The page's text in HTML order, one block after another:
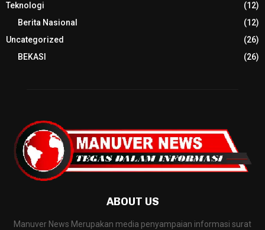
Teknologi
(12)
Berita Nasional
(12)
Uncategorized
(26)
BEKASI
(26)
ABOUT US
Manuver News Merupakan media penyampaian informasi surat